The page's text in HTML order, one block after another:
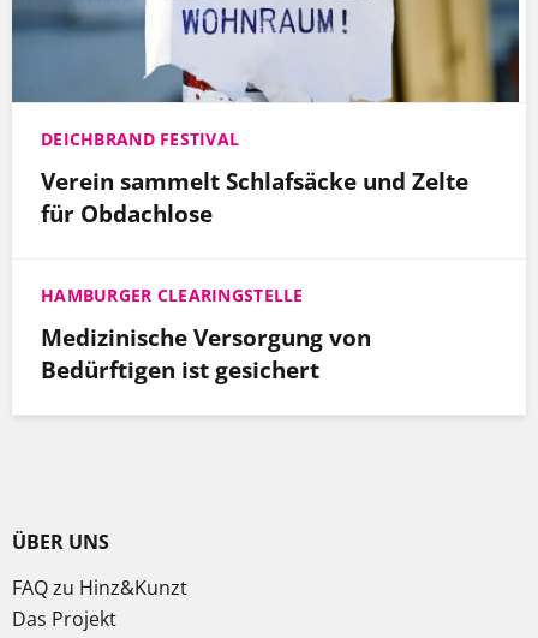
DEICHBRAND FESTIVAL
Verein sammelt Schlafsäcke und Zelte
für Obdachlose
HAMBURGER CLEARINGSTELLE
Medizinische Versorgung von
Bedürftigen ist gesichert
ÜBER UNS
FAQ zu Hinz&Kunzt
Das Projekt